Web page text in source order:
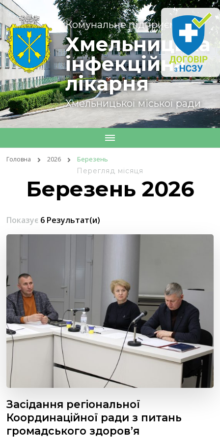
Комунальне підприємство
Хмельницька
інфекційна
лікарня
Хмельницької міської ради
Головна 2026 Березень
Перегляд місяця
Березень 2026
Показує 6 Результат(и)
Засідання регіональної
Координаційної ради з питань
громадського здоров’я